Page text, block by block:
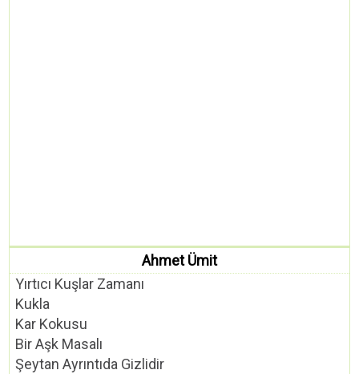
Ahmet Ümit
Yırtıcı Kuşlar Zamanı
Kukla
Kar Kokusu
Bir Aşk Masalı
Şeytan Ayrıntıda Gizlidir